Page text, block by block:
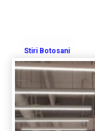
Stiri Botosani